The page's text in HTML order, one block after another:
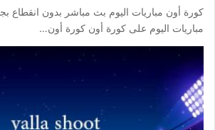
مباريات اليوم على كورة أون كورة أون…